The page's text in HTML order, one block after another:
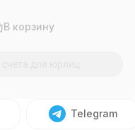
В корзину
Telegram